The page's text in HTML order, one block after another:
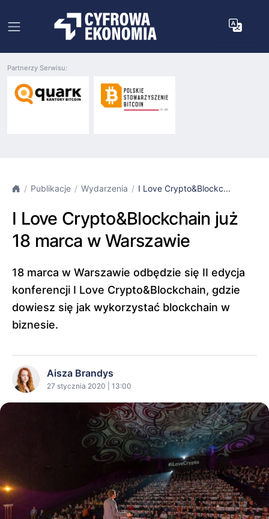
Partnerzy Serwisu:
Publikacje Wydarzenia I Love Crypto&Blockc...
I Love Crypto&Blockchain już
18 marca w Warszawie
18 marca w Warszawie odbędzie się II edycja
konferencji I Love Crypto&Blockchain, gdzie
dowiesz się jak wykorzystać blockchain w
biznesie.
Aisza Brandys
27 stycznia 2020 | 13:00